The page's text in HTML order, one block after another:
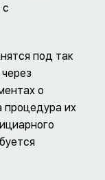
с
под так
о
процедура их